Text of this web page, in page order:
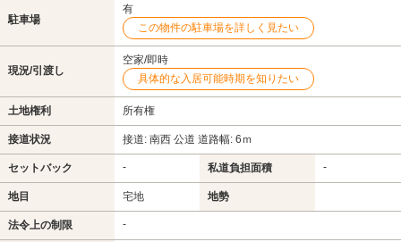
駐車場
有
この物件の駐車場を詳しく見たい
現況/引渡し
空家/即時
具体的な入居可能時期を知りたい
土地権利 所有権
接道状況 接道: 南西 公道 道路幅: 6ｍ
セットバック - 私道負担面積 -
地目 宅地 地勢
法令上の制限 -